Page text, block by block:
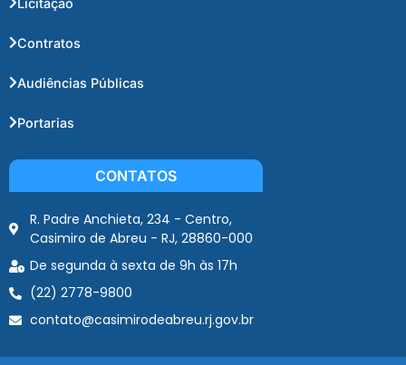
Contratos
Audiências Públicas
Portarias
CONTATOS
R. Padre Anchieta, 234 - Centro,
Casimiro de Abreu - RJ, 28860-000
De segunda à sexta de 9h às 17h
(22) 2778-9800
contato@casimirodeabreu.rj.gov.br